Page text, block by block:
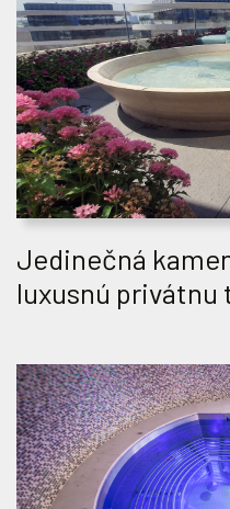
Jedinečná
luxusnú privátnu